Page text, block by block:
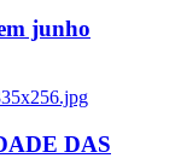
junho
DAS